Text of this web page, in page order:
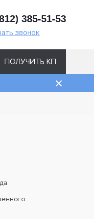
385-51-53
звонок
ПОЛУЧИТЬ КП